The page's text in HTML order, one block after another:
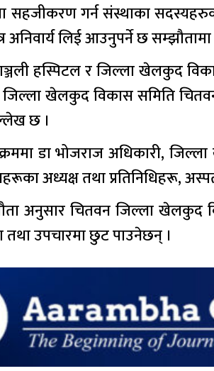
सहजीकरण गर्न संस्थाका
अनिवार्य लिई आउनुपर्ने छ
हस्पिटल र जिल्ला खेलकुद
खेलकुद विकास समिति चितवनले
छ ।
डा भोजराज अधिकारी,
अध्यक्ष तथा प्रतिनिधिहरू,
अनुसार चितवन जिल्ला खेलकुद
तथा उपचारमा छुट पाउनेछन् ।